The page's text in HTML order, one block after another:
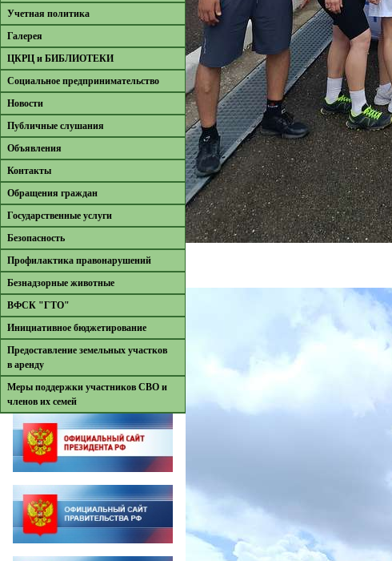
Учетная политика
Галерея
ЦКРЦ и БИБЛИОТЕКИ
Социальное предпринимательство
Новости
Публичные слушания
Объявления
Контакты
Обращения граждан
Государственные услуги
Безопасность
Профилактика правонарушений
Безнадзорные животные
ВФСК "ГТО"
Инициативное бюджетирование
Предоставление земельных участков
в аренду
Меры поддержки участников СВО и
членов их семей